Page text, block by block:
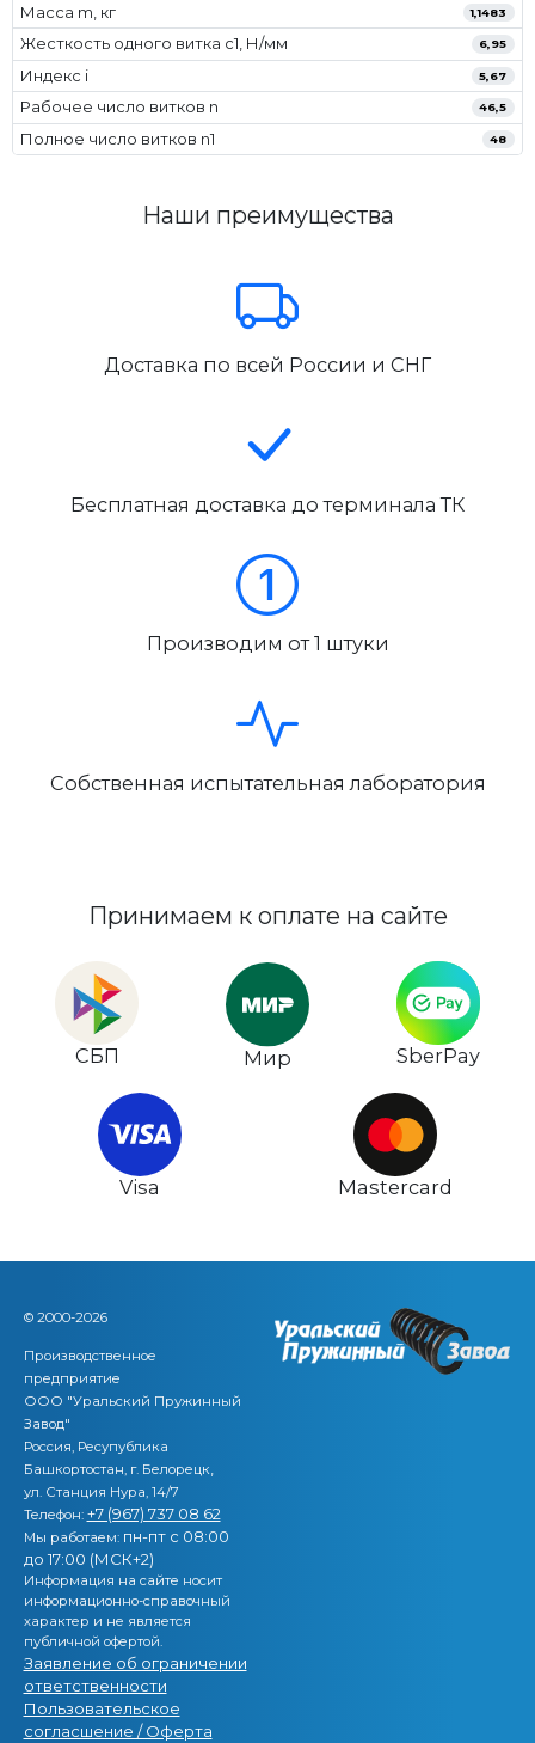
Масса m, кг 1,1483
Жесткость одного витка c1, Н/мм 6,95
Индекс i 5,67
Рабочее число витков n 46,5
Полное число витков n1 48
Наши преимущества
Доставка по всей России и СНГ
Бесплатная доставка до терминала ТК
Производим от 1 штуки
Собственная испытательная лаборатория
Принимаем к оплате на сайте
СБП Мир SberPay
Visa Mastercard
© 2000-2026
Производственное
предприятие
ООО "Уральский Пружинный
Завод"
Россия, Ресупублика
Башкортостан, г. Белорецк,
ул. Станция Нура, 14/7
Телефон: +7 (967) 737 08 62
Мы работаем: пн-пт с 08:00
до 17:00 (МСК+2)
Информация на сайте носит
информационно-справочный
характер и не является
публичной офертой.
Заявление об ограничении
ответственности
Пользовательское
согласшение / Оферта